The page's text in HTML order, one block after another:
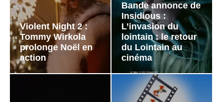
Violent Night 2 :
Tommy Wirkola
prolonge Noël en
action
Bande annonce de
Insidious :
L’invasion du
lointain : le retour
du Lointain au
cinéma